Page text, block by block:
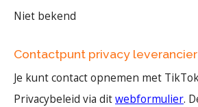
Niet bekend
Contactpunt privacy leverancier
Je kunt contact opnemen met
Privacybeleid via ditwebformulier.